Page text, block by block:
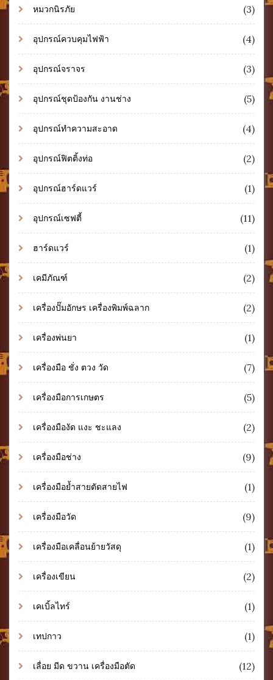
หมวกนิรภัย (3)
อุปกรณ์ควบคุมไฟฟ้า (4)
อุปกรณ์จราจร (3)
อุปกรณ์ชุดป้องกัน งานช่าง (5)
อุปกรณ์ทำความสะอาด (4)
อุปกรณ์ฟิตติ้งท่อ (2)
อุปกรณ์ฮาร์ดแวร์ (1)
อุปกรณ์เซฟตี้ (11)
ฮาร์ดแวร์ (1)
เคมีภัณฑ์ (2)
เครื่องปั๊มอักษร เครื่องพิมพ์ฉลาก (2)
เครื่องพ่นยา (1)
เครื่องมือ ชั่ง ตวง วัด (7)
เครื่องมือการเกษตร (5)
เครื่องมืองัด แงะ ชะแลง (2)
เครื่องมือช่าง (9)
เครื่องมือย้ำสายตัดสายไฟ (1)
เครื่องมือวัด (9)
เครื่องมือเคลื่อนย้ายวัสดุ (1)
เครื่องเขียน (2)
เคเบิ้ลไทร์ (1)
เทปกาว (1)
เลื่อย มีด ขวาน เครื่องมือตัด (12)